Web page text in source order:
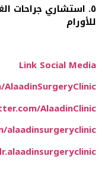
٥. استشاري جراحات
للأورام
Link Social Media
AlaadinClinic